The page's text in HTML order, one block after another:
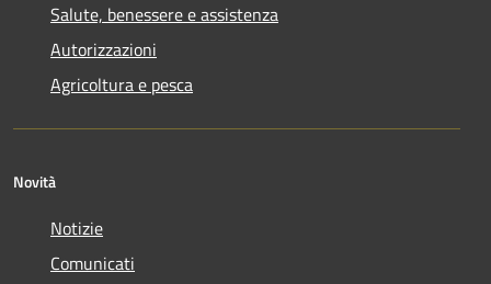
Salute, benessere e assistenza
Autorizzazioni
Agricoltura e pesca
Novità
Notizie
Comunicati